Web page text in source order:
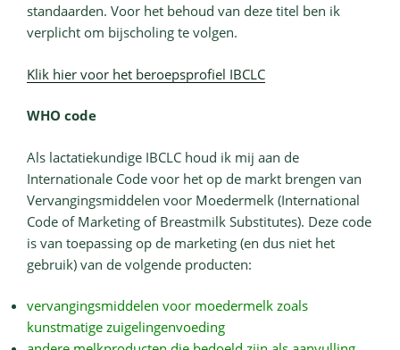
standaarden. Voor het behoud van deze titel ben ik
verplicht om bijscholing te volgen.
Klik hier voor het beroepsprofiel IBCLC
WHO code
Als lactatiekundige IBCLC houd ik mij aan de
Internationale Code voor het op de markt brengen van
Vervangingsmiddelen voor Moedermelk (International
Code of Marketing of Breastmilk Substitutes). Deze code
is van toepassing op de marketing (en dus niet het
gebruik) van de volgende producten:
vervangingsmiddelen voor moedermelk zoals
kunstmatige zuigelingenvoeding